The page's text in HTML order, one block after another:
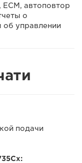
автоповтор
о
об управлении
подачи